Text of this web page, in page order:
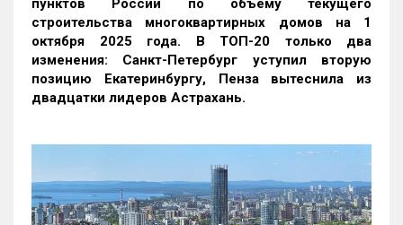
пунктов России по объему текущего
строительства многоквартирных домов на 1
октября 2025 года. В ТОП-20 только два
изменения: Санкт-Петербург уступил вторую
позицию Екатеринбургу, Пенза вытеснила из
двадцатки лидеров Астрахань.